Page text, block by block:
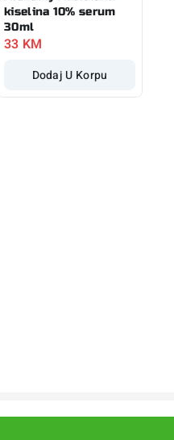
kiselina 10% serum
30ml
33 KM
Dodaj U Korpu